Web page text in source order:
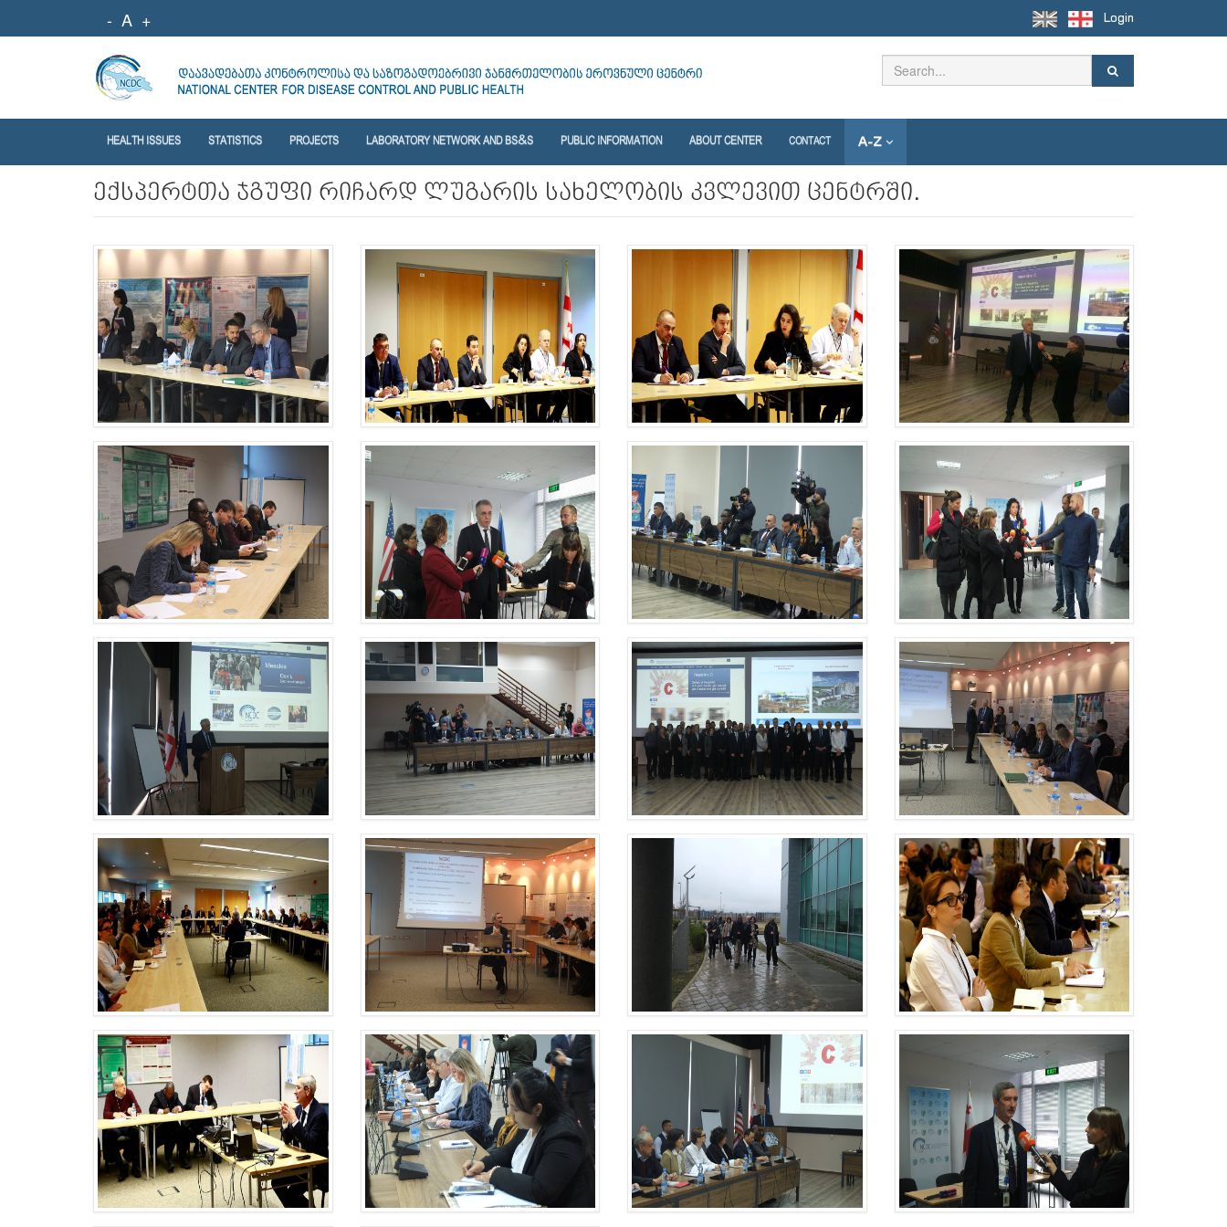
- A + Login
HEALTH ISSUES STATISTICS PROJECTS LABORATORY NETWORK AND BS&S PUBLIC INFORMATION ABOUT CENTER CONTACT A-Z
ექსპერტთა ჯგუფი რიჩარდ ლუგარის სახელობის კვლევით ცენტრში.